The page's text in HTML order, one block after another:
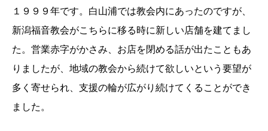
１９９９年です。白山浦では教会内にあったのですが、
新潟福音教会がこちらに移る時に新しい店舗を建てまし
た。営業赤字がかさみ、お店を閉める話が出た こともあ
りましたが、地域の教会から続けて欲しいという要望が
多く寄せられ、 支援の輪が広がり 続けてくる ことができ
ました。